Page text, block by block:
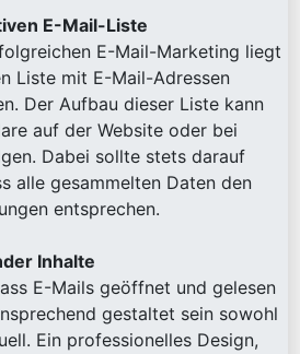
E-Mail-Liste
E-Mail-Marketing liegt
Liste mit E-Mail-Adressen
Der Aufbau dieser Liste kann
auf der Website oder bei
Dabei sollte stets darauf
alle gesammelten Daten den
entsprechen.
Inhalte
E-Mails geöffnet und gelesen
gestaltet sein sowohl
Ein professionelles Design,